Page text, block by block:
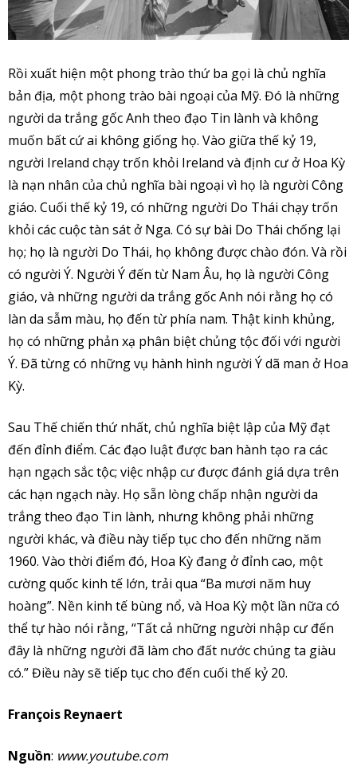
Rồi xuất hiện một phong trào thứ ba gọi là chủ nghĩa
bản địa, một phong trào bài ngoại của Mỹ. Đó là những
người da trắng gốc Anh theo đạo Tin lành và không
muốn bất cứ ai không giống họ. Vào giữa thế kỷ 19,
người Ireland chạy trốn khỏi Ireland và định cư ở Hoa Kỳ
là nạn nhân của chủ nghĩa bài ngoại vì họ là người Công
giáo. Cuối thế kỷ 19, có những người Do Thái chạy trốn
khỏi các cuộc tàn sát ở Nga. Có sự bài Do Thái chống lại
họ; họ là người Do Thái, họ không được chào đón. Và rồi
có người Ý. Người Ý đến từ Nam Âu, họ là người Công
giáo, và những người da trắng gốc Anh nói rằng họ có
làn da sẫm màu, họ đến từ phía nam. Thật kinh khủng,
họ có những phản xạ phân biệt chủng tộc đối với người
Ý. Đã từng có những vụ hành hình người Ý dã man ở Hoa
Kỳ.
Sau Thế chiến thứ nhất, chủ nghĩa biệt lập của Mỹ đạt
đến đỉnh điểm. Các đạo luật được ban hành tạo ra các
hạn ngạch sắc tộc; việc nhập cư được đánh giá dựa trên
các hạn ngạch này. Họ sẵn lòng chấp nhận người da
trắng theo đạo Tin lành, nhưng không phải những
người khác, và điều này tiếp tục cho đến những năm
1960. Vào thời điểm đó, Hoa Kỳ đang ở đỉnh cao, một
cường quốc kinh tế lớn, trải qua “Ba mươi năm huy
hoàng”. Nền kinh tế bùng nổ, và Hoa Kỳ một lần nữa có
thể tự hào nói rằng, “Tất cả những người nhập cư đến
đây là những người đã làm cho đất nước chúng ta giàu
có.” Điều này sẽ tiếp tục cho đến cuối thế kỷ 20.
François Reynaert
Nguồn: www.youtube.com